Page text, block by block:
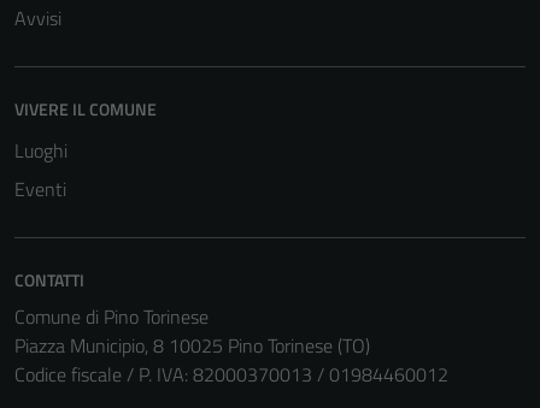
Avvisi
VIVERE IL COMUNE
Luoghi
Eventi
CONTATTI
Comune di Pino Torinese
Piazza Municipio, 8 10025 Pino Torinese (TO)
Codice fiscale / P. IVA: 82000370013 / 01984460012